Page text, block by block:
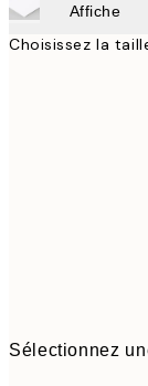
Affiche
Choisissez la
Sélectionnez